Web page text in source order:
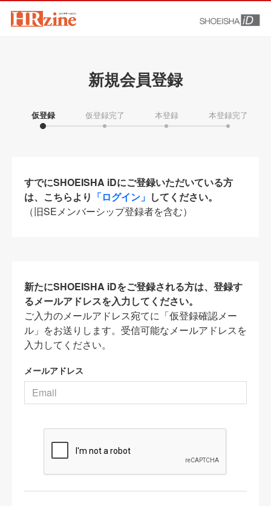
新規会員登録
仮登録 仮登録完了 本登録 本登録完了
すでにSHOEISHA iDにご登録いただいている方
は、こちらより 「ログイン」 してください。
（旧SEメンバーシップ登録者を含む）
新たにSHOEISHA iDをご登録される方は、登録す
るメールアドレスを入力してください。
ご入力のメールアドレス宛てに「仮登録確認メー
ル」をお送りします。受信可能なメールアドレスを
入力してください。
メールアドレス